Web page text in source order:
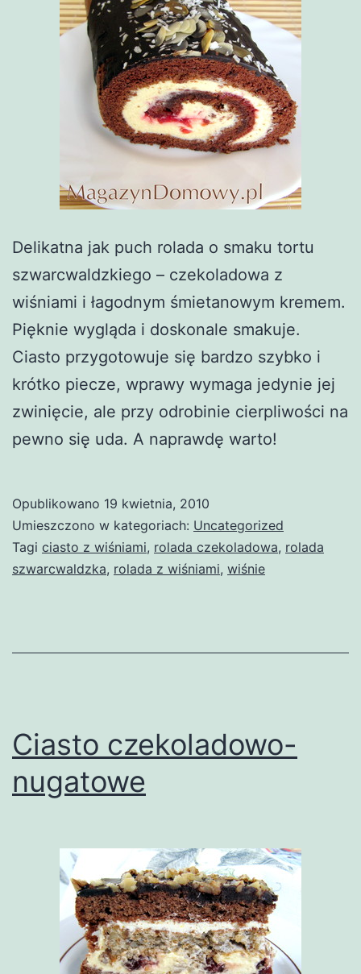
Delikatna jak puch rolada o smaku tortu
szwarcwaldzkiego – czekoladowa z
wiśniami i łagodnym śmietanowym kremem.
Pięknie wygląda i doskonale smakuje.
Ciasto przygotowuje się bardzo szybko i
krótko piecze, wprawy wymaga jedynie jej
zwinięcie, ale przy odrobinie cierpliwości na
pewno się uda. A naprawdę warto!
Opublikowano 19 kwietnia, 2010
Umieszczono w kategoriach: Uncategorized
Tagi ciasto z wiśniami, rolada czekoladowa, rolada
szwarcwaldzka, rolada z wiśniami, wiśnie
Ciasto czekoladowo-
nugatowe